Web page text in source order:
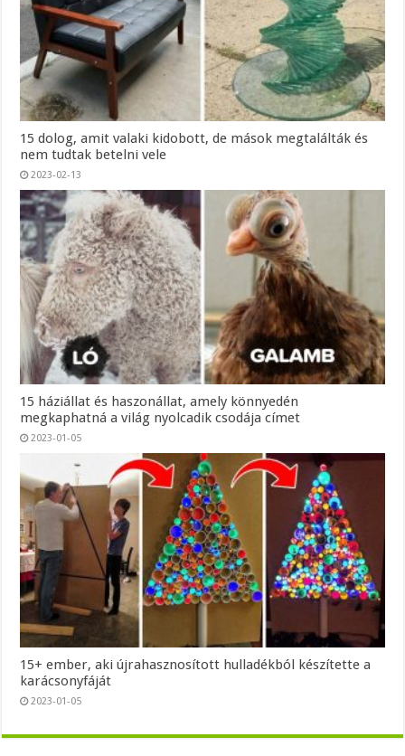
15 dolog, amit valaki kidobott, de mások megtalálták és
nem tudtak betelni vele
2023-02-13
15 háziállat és haszonállat, amely könnyedén
megkaphatná a világ nyolcadik csodája címet
2023-01-05
15+ ember, aki újrahasznosított hulladékból készítette a
karácsonyfáját
2023-01-05